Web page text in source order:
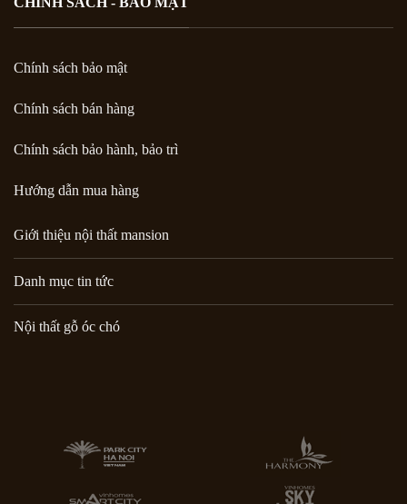
Chính sách bảo mật
Chính sách bán hàng
Chính sách bảo hành, bảo trì
Hướng dẫn mua hàng
Giới thiệu nội thất mansion
Danh mục tin tức
Nội thất gỗ óc chó